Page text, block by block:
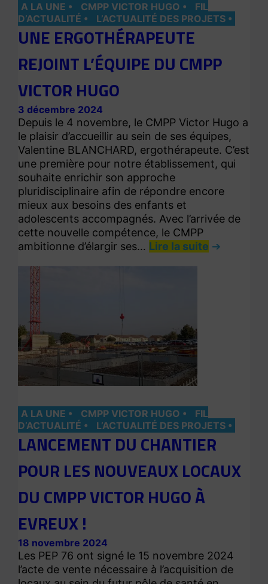
A LA UNE CMPP VICTOR HUGO
FIL
D’ACTUALITÉ
L’ACTUALITÉ DES PROJETS
UNE ERGOTHÉRAPEUTE
REJOINT L’ÉQUIPE DU CMPP
VICTOR HUGO
3 décembre 2024
Depuis le 4 novembre, le CMPP Victor Hugo a
le plaisir d’accueillir au sein de ses équipes,
Valentine BLANCHARD, ergothérapeute. C’est
une première pour notre établissement, qui
souhaite enrichir son approche
pluridisciplinaire afin de répondre encore
mieux aux besoins des enfants et
adolescents accompagnés. Avec l’arrivée de
cette nouvelle compétence, le CMPP
ambitionne d’élargir ses… Lire la suite
A LA UNE CMPP VICTOR HUGO
FIL
D’ACTUALITÉ
L’ACTUALITÉ DES PROJETS
LANCEMENT DU CHANTIER
POUR LES NOUVEAUX LOCAUX
DU CMPP VICTOR HUGO À
EVREUX !
18 novembre 2024
Les PEP 76 ont signé le 15 novembre 2024
l’acte de vente nécessaire à l’acquisition de